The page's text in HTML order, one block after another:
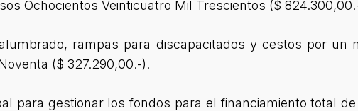
Ochocientos Veinticuatro Mil Trescientos ($
rampas para discapacitados y cestos por un
($ 327.290,00.-).
para gestionar los fondos para el financiamiento total